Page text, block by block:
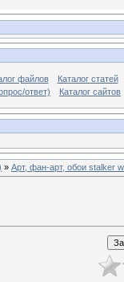
файлов
Каталог статей
ответ)
Каталог сайтов
» Арт, фан-арт, обои stalker